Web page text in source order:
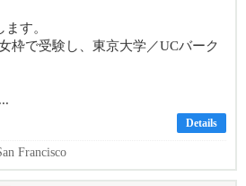
す。
枠で受験し、東京大学／UCバーク
Details
Francisco